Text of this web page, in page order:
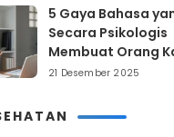
5 Gaya Bahasa
Secara Psikologis
Membuat Orang
21 Desember 2025